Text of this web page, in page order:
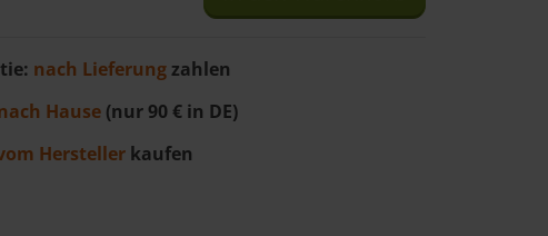
nach Lieferungzahlen
Hause (nur 90 € in DE)
Hersteller kaufen